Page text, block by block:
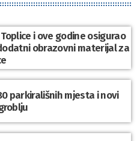
i ove godine osigurao
obrazovni materijal za
parkirališnih mjesta i novi